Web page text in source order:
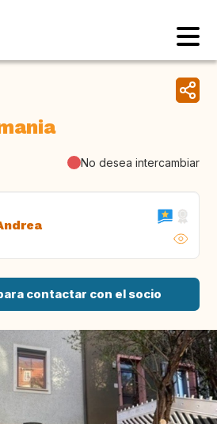
No desea intercambiar
contactar con el socio